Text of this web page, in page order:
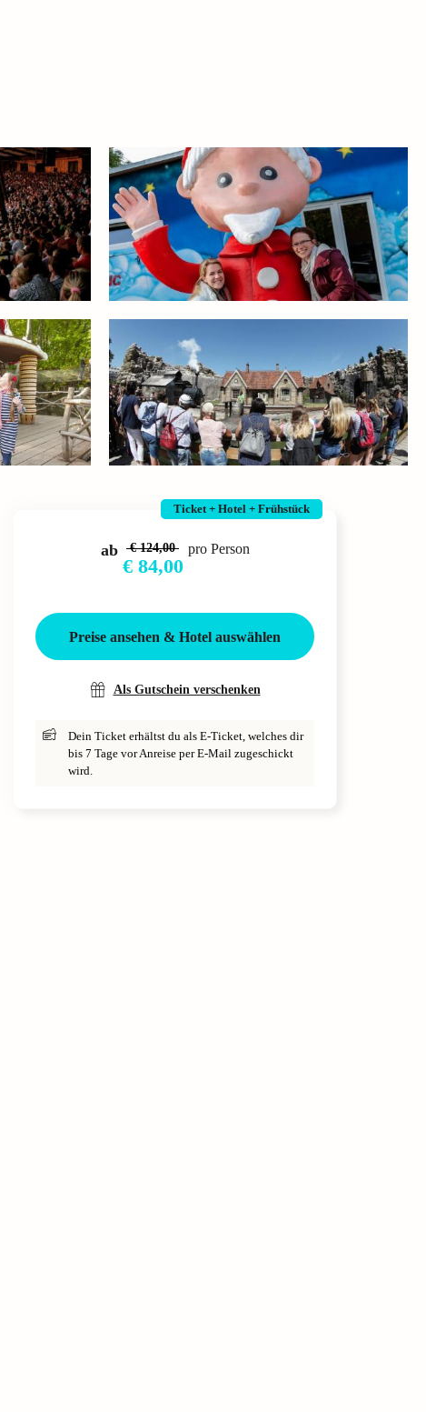
Ticket + Hotel + Frühstück
ab € 124,00
€ 84,00
pro Person
Preise ansehen & Hotel auswählen
Als Gutschein verschenken
Dein Ticket erhältst du als E-Ticket, welches dir
bis 7 Tage vor Anreise per E-Mail zugeschickt
wird.